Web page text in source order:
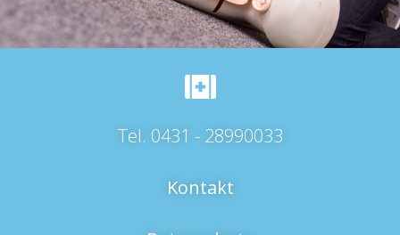
Tel. 0431 - 28990033
Kontakt